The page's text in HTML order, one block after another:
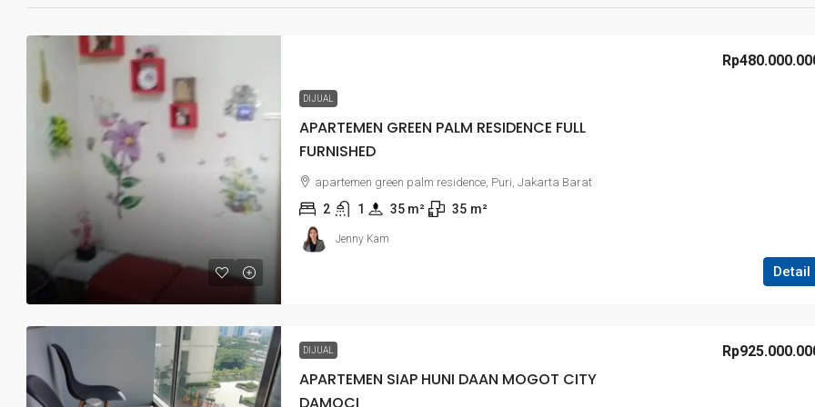
DIJUAL
APARTEMEN GREEN PALM RESIDENCE FULL
FURNISHED
apartemen green palm residence, Puri, Jakarta Barat
2 1 35 m² 35 m²
Detail
Jenny Kam
DIJUAL
APARTEMEN SIAP HUNI DAAN MOGOT CITY